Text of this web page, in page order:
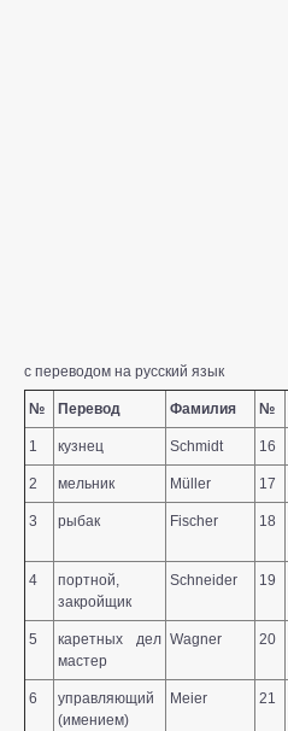
с переводом на русский язык
№ Перевод Фамилия №
1 кузнец Schmidt 16
2 мельник Müller 17
3 рыбак Fischer 18
4
портной,
закройщик
Schneider 19
5
каретных дел
мастер
Wagner 20
6
управляющий
(имением)
Meier 21